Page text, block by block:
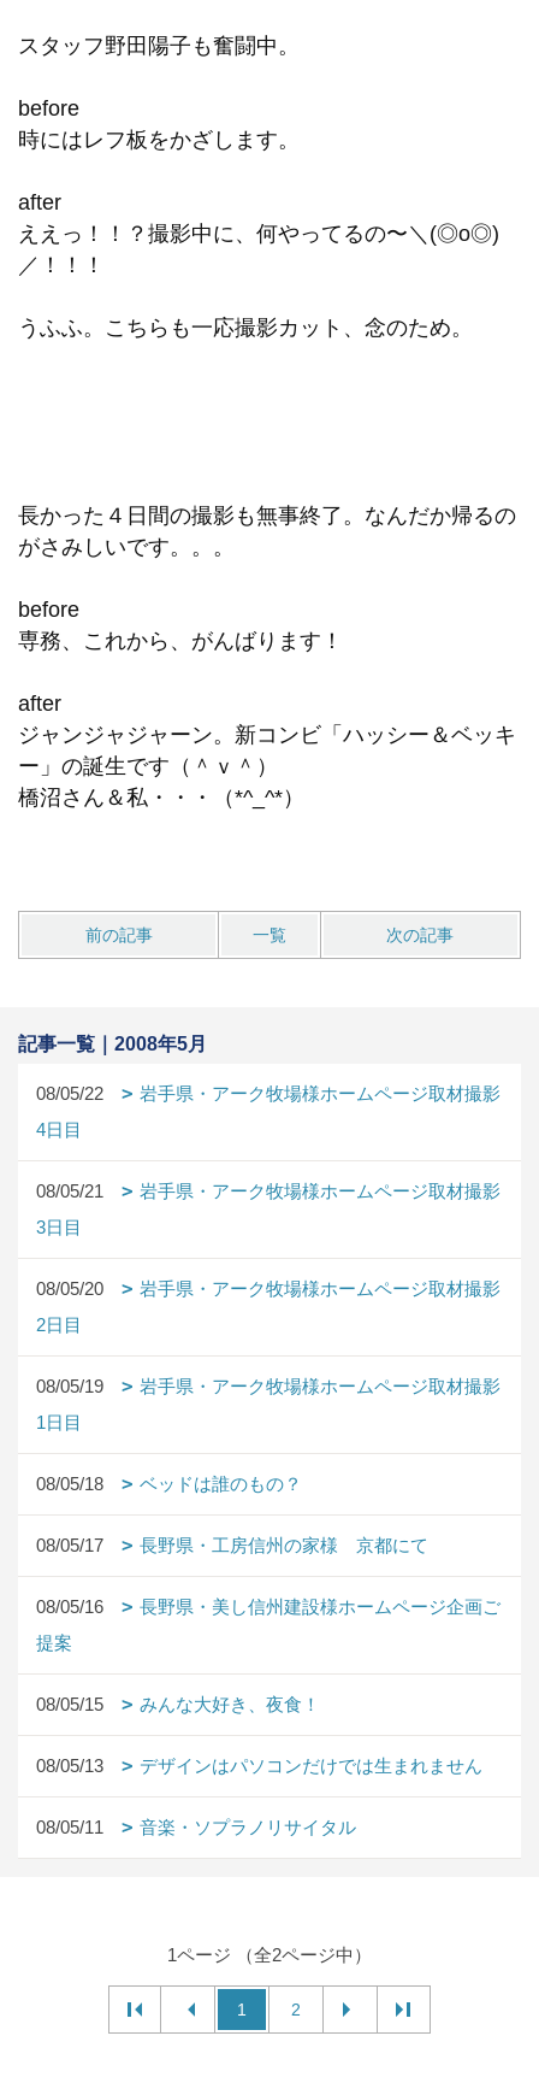
スタッフ野田陽子も奮闘中。
before
時にはレフ板をかざします。
after
ええっ！！？撮影中に、何やってるの〜＼(◎o◎)
／！！！
うふふ。こちらも一応撮影カット、念のため。
長かった４日間の撮影も無事終了。なんだか帰るの
がさみしいです。。。
before
専務、これから、がんばります！
after
ジャンジャジャーン。新コンビ「ハッシー＆ベッキ
ー」の誕生です（＾ｖ＾）
橋沼さん＆私・・・（*^_^*）
前の記事 一覧 次の記事
記事一覧｜2008年5月
08/05/22
岩手県・アーク牧場様ホームページ取材撮影
4日目
08/05/21
岩手県・アーク牧場様ホームページ取材撮影
3日目
08/05/20
岩手県・アーク牧場様ホームページ取材撮影
2日目
08/05/19
岩手県・アーク牧場様ホームページ取材撮影
1日目
08/05/18 ベッドは誰のもの？
08/05/17 長野県・工房信州の家様 京都にて
08/05/16
長野県・美し信州建設様ホームページ企画ご
提案
08/05/15 みんな大好き、夜食！
08/05/13 デザインはパソコンだけでは生まれません
08/05/11 音楽・ソプラノリサイタル
1ページ （全2ページ中）
1 2